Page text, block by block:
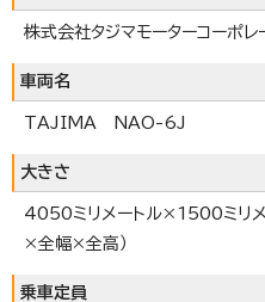
株式会社タジマモーターコーポレ
車両名
TAJIMA NAO-6J
大きさ
4050ミリメートル×1500ミリ
×全幅×全高）
乗車定員